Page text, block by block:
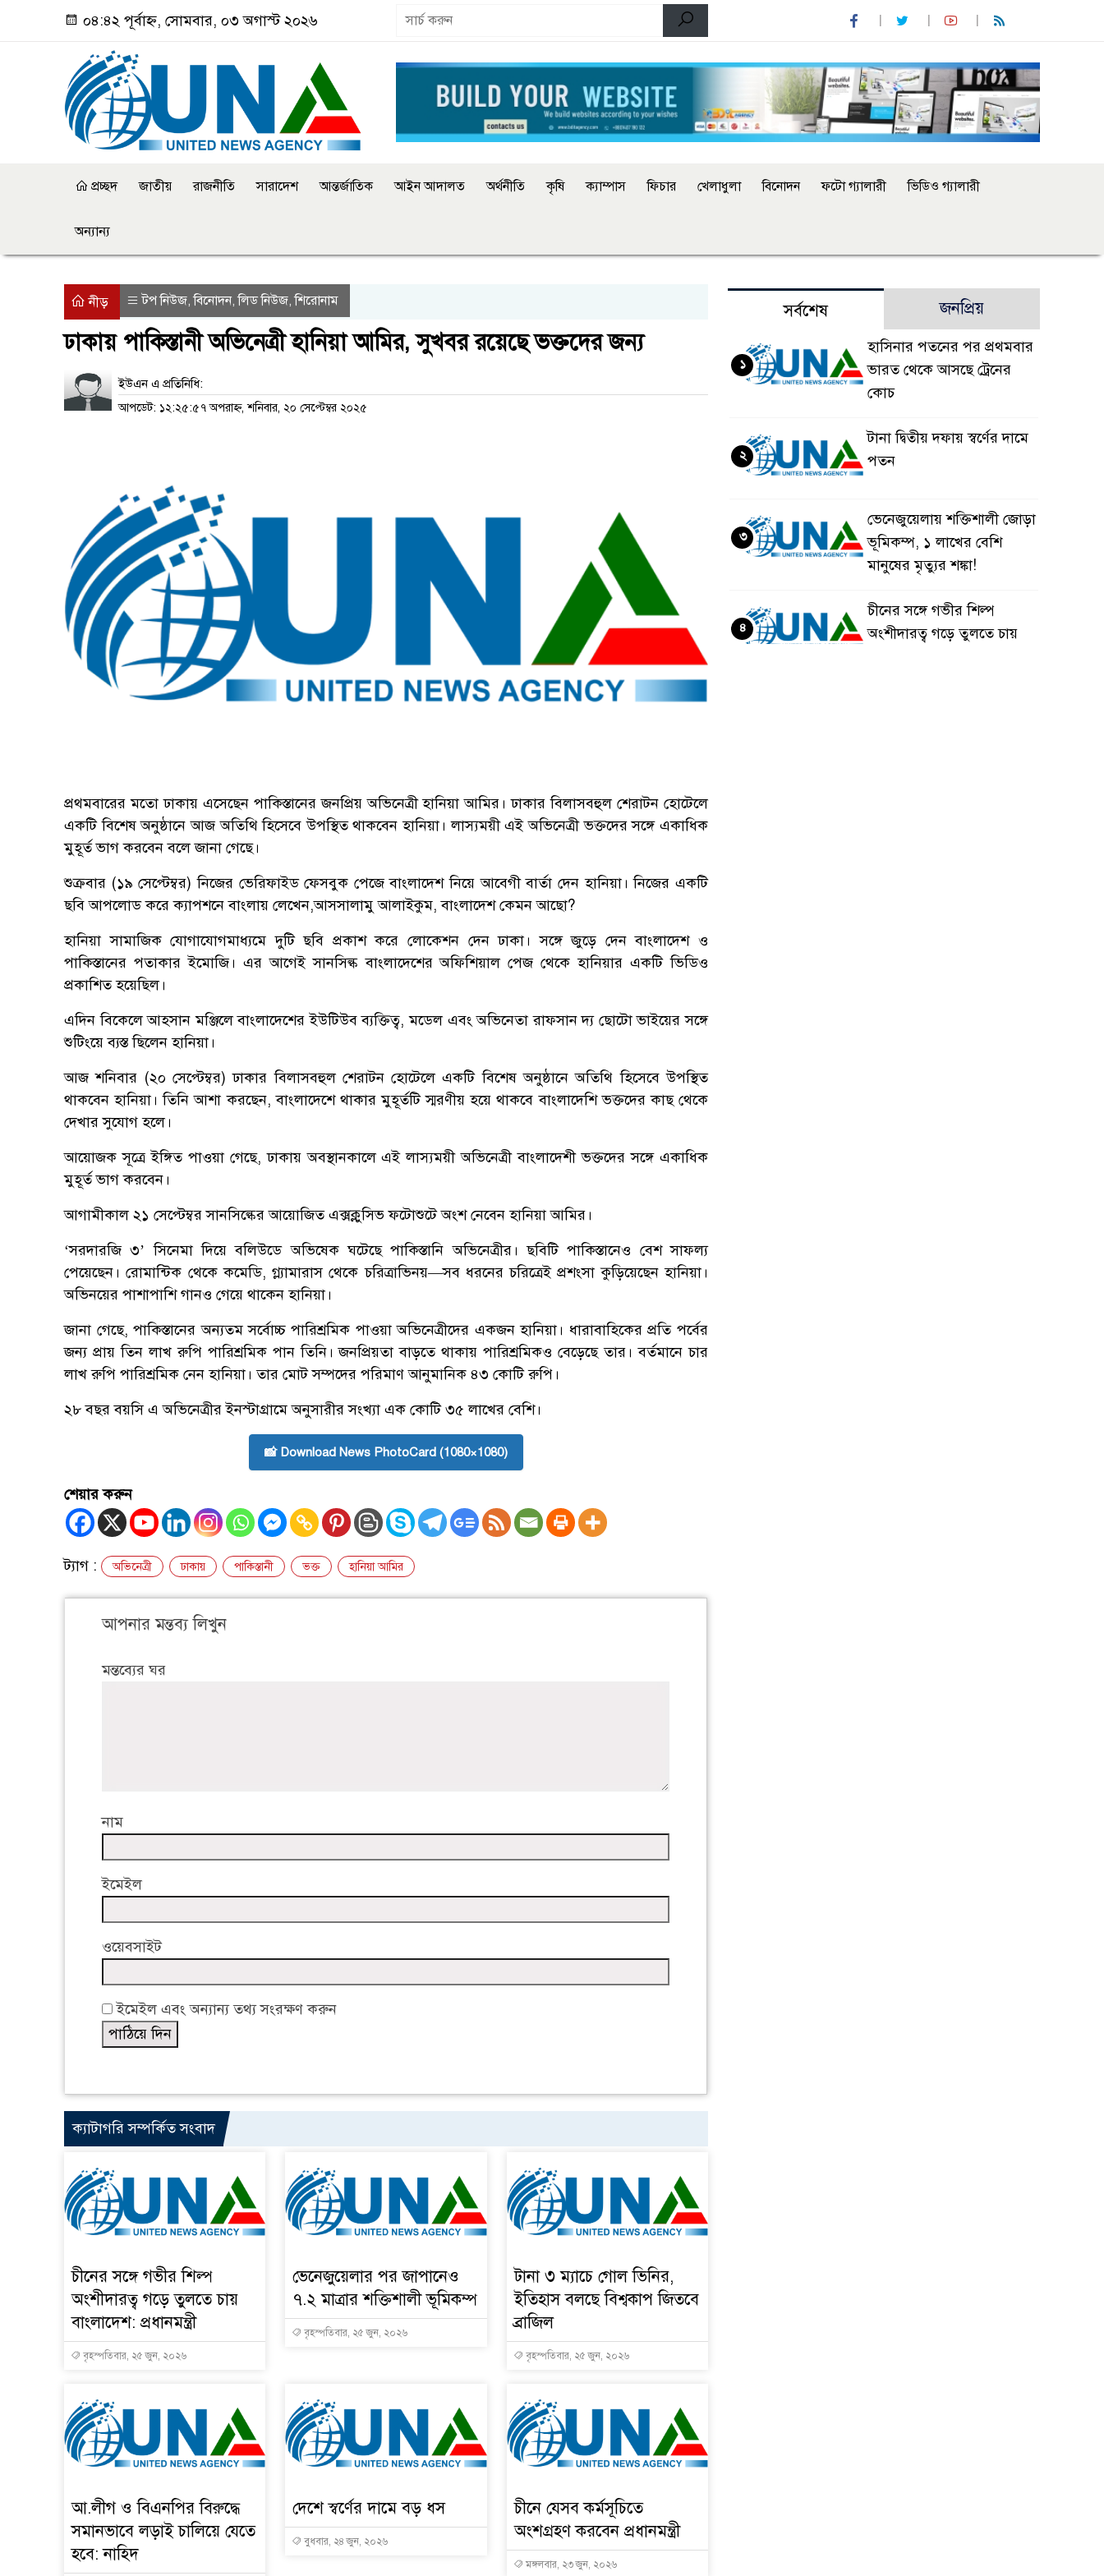
০৪:৪২ পূর্বাহ্ন, সোমবার, ০৩ অগাস্ট ২০২৬
প্রচ্ছদ জাতীয় রাজনীতি সারাদেশ আন্তর্জাতিক আইন আদালত অর্থনীতি কৃষি ক্যাম্পাস ফিচার খেলাধুলা বিনোদন ফটো গ্যালারী ভিডিও গ্যালারী
অন্যান্য
নীড় টপ নিউজ ,বিনোদন ,লিড নিউজ ,শিরোনাম
ঢাকায় পাকিস্তানী অভিনেত্রী হানিয়া আমির, সুখবর রয়েছে ভক্তদের জন্য
ইউএন এ প্রতিনিধি:
আপডেট: ১২:২৫:৫৭ অপরাহ্ন, শনিবার, ২০ সেপ্টেম্বর ২০২৫
প্রথমবারের মতো ঢাকায় এসেছেন পাকিস্তানের জনপ্রিয় অভিনেত্রী হানিয়া আমির। ঢাকার বিলাসবহুল শেরাটন হোটেলে
একটি বিশেষ অনুষ্ঠানে আজ অতিথি হিসেবে উপস্থিত থাকবেন হানিয়া। লাস্যময়ী এই অভিনেত্রী ভক্তদের সঙ্গে একাধিক
মুহূর্ত ভাগ করবেন বলে জানা গেছে।
শুক্রবার (১৯ সেপ্টেম্বর) নিজের ভেরিফাইড ফেসবুক পেজে বাংলাদেশ নিয়ে আবেগী বার্তা দেন হানিয়া। নিজের একটি
ছবি আপলোড করে ক্যাপশনে বাংলায় লেখেন,আসসালামু আলাইকুম, বাংলাদেশ কেমন আছো?
হানিয়া সামাজিক যোগাযোগমাধ্যমে দুটি ছবি প্রকাশ করে লোকেশন দেন ঢাকা। সঙ্গে জুড়ে দেন বাংলাদেশ ও
পাকিস্তানের পতাকার ইমোজি। এর আগেই সানসিল্ক বাংলাদেশের অফিশিয়াল পেজ থেকে হানিয়ার একটি ভিডিও
প্রকাশিত হয়েছিল।
এদিন বিকেলে আহসান মঞ্জিলে বাংলাদেশের ইউটিউব ব্যক্তিত্ব, মডেল এবং অভিনেতা রাফসান দ্য ছোটো ভাইয়ের সঙ্গে
শুটিংয়ে ব্যস্ত ছিলেন হানিয়া।
আজ শনিবার (২০ সেপ্টেম্বর) ঢাকার বিলাসবহুল শেরাটন হোটেলে একটি বিশেষ অনুষ্ঠানে অতিথি হিসেবে উপস্থিত
থাকবেন হানিয়া। তিনি আশা করছেন, বাংলাদেশে থাকার মুহূর্তটি স্মরণীয় হয়ে থাকবে বাংলাদেশি ভক্তদের কাছ থেকে
দেখার সুযোগ হলে।
আয়োজক সূত্রে ইঙ্গিত পাওয়া গেছে, ঢাকায় অবস্থানকালে এই লাস্যময়ী অভিনেত্রী বাংলাদেশী ভক্তদের সঙ্গে একাধিক
মুহূর্ত ভাগ করবেন।
আগামীকাল ২১ সেপ্টেম্বর সানসিল্কের আয়োজিত এক্সক্লুসিভ ফটোশুটে অংশ নেবেন হানিয়া আমির।
‘সরদারজি ৩’ সিনেমা দিয়ে বলিউডে অভিষেক ঘটেছে পাকিস্তানি অভিনেত্রীর। ছবিটি পাকিস্তানেও বেশ সাফল্য
পেয়েছেন। রোমান্টিক থেকে কমেডি, গ্ল্যামারাস থেকে চরিত্রাভিনয়—সব ধরনের চরিত্রেই প্রশংসা কুড়িয়েছেন হানিয়া।
অভিনয়ের পাশাপাশি গানও গেয়ে থাকেন হানিয়া।
জানা গেছে, পাকিস্তানের অন্যতম সর্বোচ্চ পারিশ্রমিক পাওয়া অভিনেত্রীদের একজন হানিয়া। ধারাবাহিকের প্রতি পর্বের
জন্য প্রায় তিন লাখ রুপি পারিশ্রমিক পান তিনি। জনপ্রিয়তা বাড়তে থাকায় পারিশ্রমিকও বেড়েছে তার। বর্তমানে চার
লাখ রুপি পারিশ্রমিক নেন হানিয়া। তার মোট সম্পদের পরিমাণ আনুমানিক ৪৩ কোটি রুপি।
২৮ বছর বয়সি এ অভিনেত্রীর ইনস্টাগ্রামে অনুসারীর সংখ্যা এক কোটি ৩৫ লাখের বেশি।
📸 Download News PhotoCard (1080×1080)
শেয়ার করুন
ট্যাগ : অভিনেত্রী ঢাকায় পাকিস্তানী ভক্ত হানিয়া আমির
আপনার মন্তব্য লিখুন
মন্তব্যের ঘর
নাম
ইমেইল
ওয়েবসাইট
ইমেইল এবং অন্যান্য তথ্য সংরক্ষণ করুন
ক্যাটাগরি সম্পর্কিত সংবাদ
চীনের সঙ্গে গভীর শিল্প
অংশীদারত্ব গড়ে তুলতে চায়
বাংলাদেশ: প্রধানমন্ত্রী
বৃহস্পতিবার, ২৫ জুন, ২০২৬
ভেনেজুয়েলার পর জাপানেও
৭.২ মাত্রার শক্তিশালী ভূমিকম্প
বৃহস্পতিবার, ২৫ জুন, ২০২৬
টানা ৩ ম্যাচে গোল ভিনির,
ইতিহাস বলছে বিশ্বকাপ জিতবে
ব্রাজিল
বৃহস্পতিবার, ২৫ জুন, ২০২৬
আ.লীগ ও বিএনপির বিরুদ্ধে
সমানভাবে লড়াই চালিয়ে যেতে
হবে: নাহিদ
দেশে স্বর্ণের দামে বড় ধস
বুধবার, ২৪ জুন, ২০২৬
চীনে যেসব কর্মসূচিতে
অংশগ্রহণ করবেন প্রধানমন্ত্রী
মঙ্গলবার, ২৩ জুন, ২০২৬
সর্বশেষ জনপ্রিয়
হাসিনার পতনের পর প্রথমবার
ভারত থেকে আসছে ট্রেনের
কোচ
১
টানা দ্বিতীয় দফায় স্বর্ণের দামে
পতন
২
ভেনেজুয়েলায় শক্তিশালী জোড়া
ভূমিকম্প, ১ লাখের বেশি
মানুষের মৃত্যুর শঙ্কা!
৩
চীনের সঙ্গে গভীর শিল্প
অংশীদারত্ব গড়ে তুলতে চায়
৪